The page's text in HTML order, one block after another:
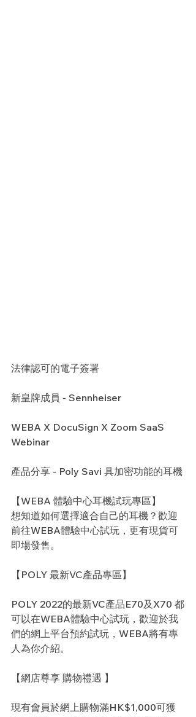
法律認可的電子簽署
新皇牌成員 - Sennheiser
WEBA X DocuSign X Zoom SaaS
Webinar
產品分享 - Poly Savi 具加密功能的耳機
【WEBA 體驗中心耳機試玩專區】
想知道如何選擇適合自己的耳機？歡迎
前往WEBA體驗中心試玩，更有現貨可
即場發售。
【POLY 最新VC產品專區】
POLY 2022的最新VC產品E70及X70 都
可以在WEBA體驗中心試玩，歡迎於我
們的網上平台預約試玩，WEBA將有專
人為你介紹。
【網店尊享 購物禮遇 】
現有會員於網上購物滿HK$1,000可獲